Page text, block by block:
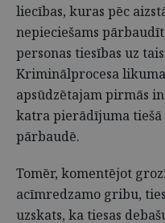
liecības, kuras pēc
nepieciešams
personas tiesības uz
Kriminālprocesa
apsūdzētajam pirmās
katra pierādījuma
pārbaudē.
Tomēr, komentējot
acīmredzamo gribu,
uzskats, ka tiesas